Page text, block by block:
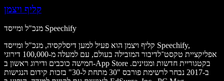
קליף ויצמן
מנכ"ל ומייסד Speechify
קליף ויצמן הוא פעיל למען דיסלקסיה, מנכ"ל ומייסד Speechify,
אפליקציית טקסט־לדיבור המובילה בעולם, עם למעלה מ-100,000 דירוגי
חמישה כוכבים ודירוג ראשון ב-App Store בקטגוריית חדשות ומגזינים.
ב-2017 נבחר לרשימת פורבס "30 מתחת ל-30" בזכות קידום הנגישות